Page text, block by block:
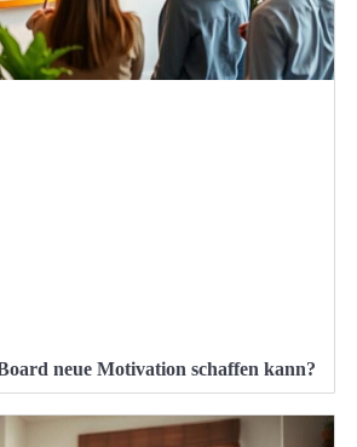
neue Motivation schaffen kann?